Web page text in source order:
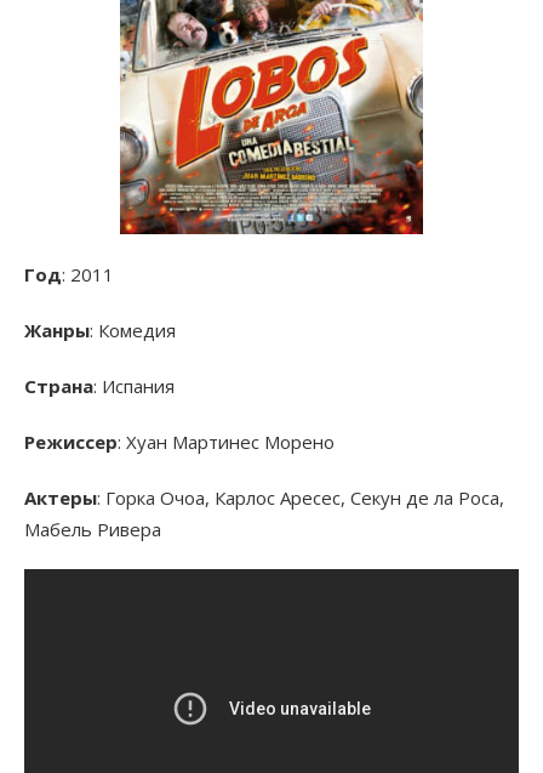
Год: 2011
Жанры: Комедия
Страна: Испания
Режиссер: Хуан Мартинес Морено
Актеры: Горка Очоа, Карлос Аресес, Секун де ла Роса,
Мабель Ривера